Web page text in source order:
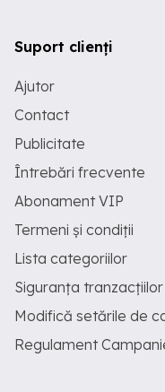
Suport clienți
Ajutor
Contact
Publicitate
Întrebări frecvente
Abonament VIP
Termeni și condiții
Lista categoriilor
Siguranța tranzacțiilor
Modifică setările de
Regulament